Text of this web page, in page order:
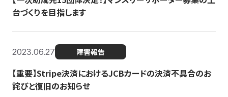
台づくりを目指します
2023.06.27 障害報告
【重要】Stripe決済におけるJCBカードの決済不具合のお
詫びと復旧のお知らせ